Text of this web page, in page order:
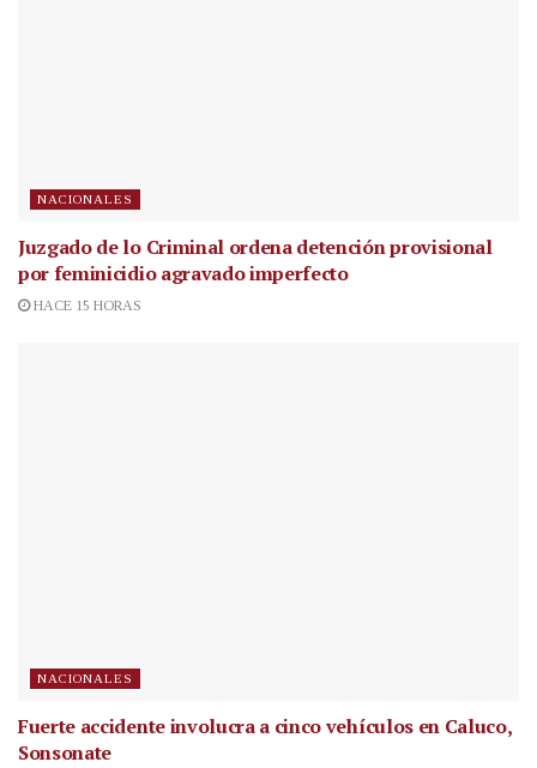
NACIONALES
Juzgado de lo Criminal ordena detención provisional
por feminicidio agravado imperfecto
HACE 15 HORAS
NACIONALES
Fuerte accidente involucra a cinco vehículos en Caluco,
Sonsonate